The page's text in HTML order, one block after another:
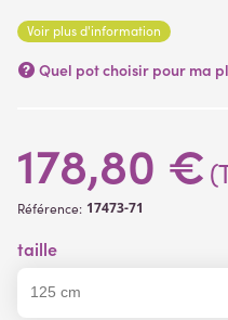
plantation) plantes artificielles
Voir plus d'information
Quel pot choisir pour ma
178,80 €
Référence: 17473-71
taille